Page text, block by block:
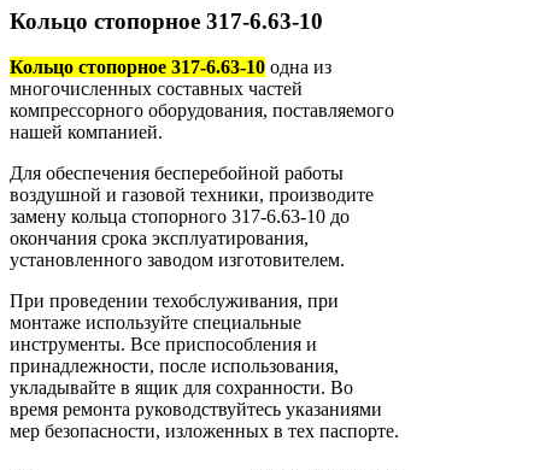
Кольцо стопорное 317-6.63-10
Кольцо стопорное 317-6.63-10 одна из
многочисленных составных частей
компрессорного оборудования, поставляемого
нашей компанией.
Для обеспечения бесперебойной работы
воздушной и газовой техники, производите
замену кольца стопорного 317-6.63-10 до
окончания срока эксплуатирования,
установленного заводом изготовителем.
При проведении техобслуживания, при
монтаже используйте специальные
инструменты. Все приспособления и
принадлежности, после использования,
укладывайте в ящик для сохранности. Во
время ремонта руководствуйтесь указаниями
мер безопасности, изложенных в тех паспорте.